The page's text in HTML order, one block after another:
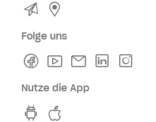
Kontakt
Folge uns
FacebookYoutubeNewsletterLinkedln
Nutze die App
hvv switch App auf